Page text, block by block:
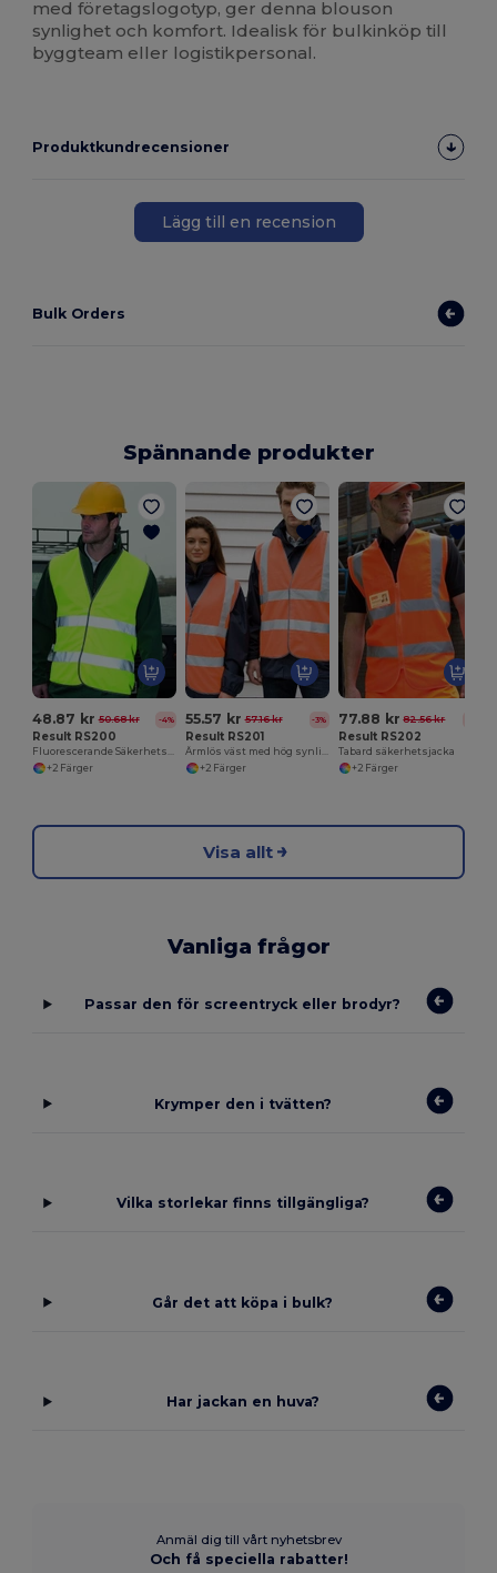
med företagslogotyp, ger denna blouson
synlighet och komfort. Idealisk för bulkinköp till
byggteam eller logistikpersonal.
Produktkundrecensioner
Lägg till en recension
Bulk Orders
Spännande produkter
48.87 kr 50.68 kr -4%
Result RS200
Fluorescerande Säkerhetsväst för Arbetsproffs
+2 Färger
55.57 kr 57.16 kr -3%
Result RS201
Ärmlös väst med hög synlighet
+2 Färger
77.88 kr 82.56 kr
Result RS202
Tabard säkerhetsjacka
+2 Färger
Visa allt
Vanliga frågor
Passar den för screentryck eller brodyr?
Krymper den i tvätten?
Vilka storlekar finns tillgängliga?
Går det att köpa i bulk?
Har jackan en huva?
Anmäl dig till vårt nyhetsbrev
Och få speciella rabatter!